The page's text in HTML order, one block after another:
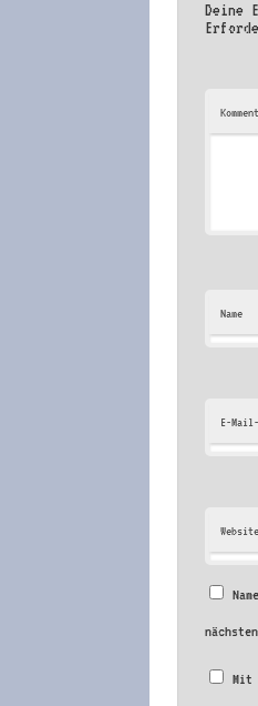
Deine
Name
E-
Mit